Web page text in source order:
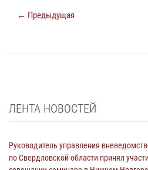
← Предыдущая
ЛЕНТА НОВОСТЕЙ
Руководитель управления
по Свердловской области принял